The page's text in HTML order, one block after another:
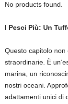
No products found.
I Pesci Più: Un
Questo capitolo
straordinarie. È
marina, un
nostri oceani.
adattamenti unici di